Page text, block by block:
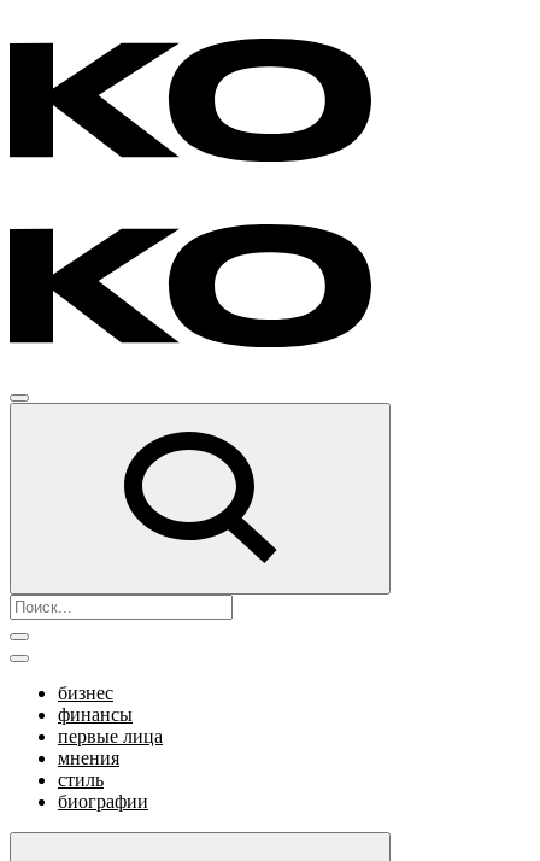
бизнес
финансы
первые лица
мнения
стиль
биографии